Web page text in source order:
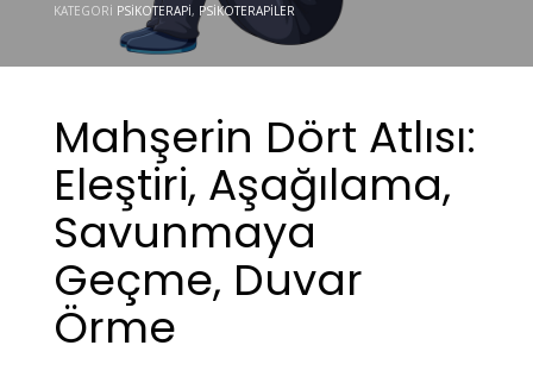
KATEGORI PSIKOTERAPI, PSIKOTERAPILER
Mahşerin Dört Atlısı:
Eleştiri, Aşağılama,
Savunmaya
Geçme, Duvar
Örme